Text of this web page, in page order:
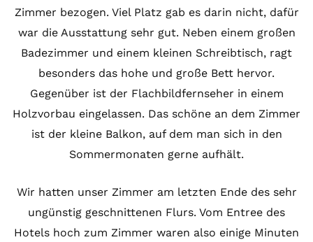
Zimmer bezogen. Viel Platz gab es darin nicht, dafür
war die Ausstattung sehr gut. Neben einem großen
Badezimmer und einem kleinen Schreibtisch, ragt
besonders das hohe und große Bett hervor.
Gegenüber ist der Flachbildfernseher in einem
Holzvorbau eingelassen. Das schöne an dem Zimmer
ist der kleine Balkon, auf dem man sich in den
Sommermonaten gerne aufhält.
Wir hatten unser Zimmer am letzten Ende des sehr
ungünstig geschnittenen Flurs. Vom Entree des
Hotels hoch zum Zimmer waren also einige Minuten